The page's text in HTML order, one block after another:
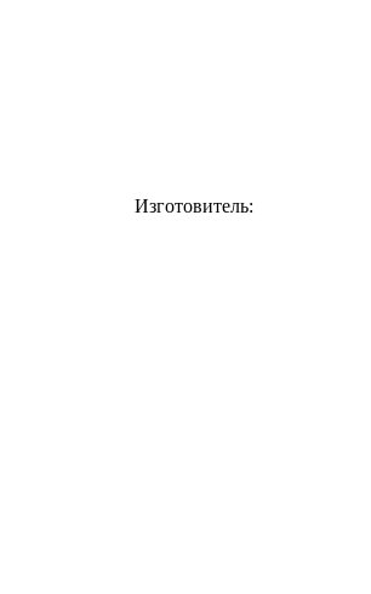
Изготовитель: